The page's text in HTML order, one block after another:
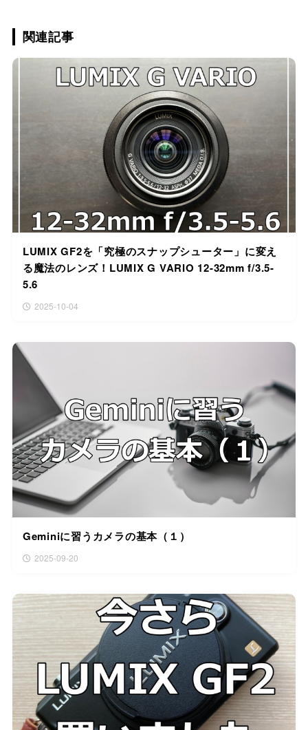
関連記事
LUMIX GF2を「究極のスナップシューター」に変え
る魔法のレンズ！LUMIX G VARIO 12-32mm f/3.5-
5.6
2025-10-04
Geminiに習うカメラの基本（１）
2025-09-20